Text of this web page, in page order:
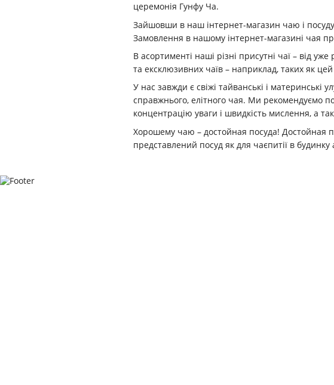
церемонія Гунфу Ча.
Зайшовши в наш інтернет-магазин чаю і
Замовлення в нашому інтернет-магазині чая
В асортименті наші різні присутні чаї – від
та ексклюзивних чаїв – наприклад, таких як
У нас завжди є свіжі тайванські і материнські
справжнього, елітного чая. Ми рекомендуємо
концентрацію уваги і швидкість мислення, а
Хорошему чаю – достойная посуда! Достойная
представлений посуд як для чаєпитії в